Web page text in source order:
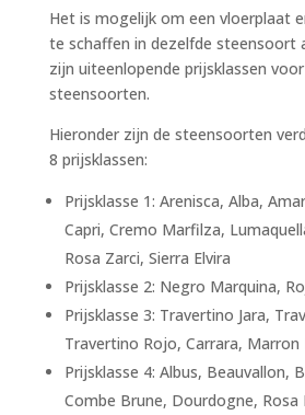
Het is mogelijk om een vloerplaat
te schaffen in dezelfde steensoort
zijn uiteenlopende prijsklassen
steensoorten.
Hieronder zijn de steensoorten
8 prijsklassen:
Prijsklasse 1: Arenisca, Alba,
Capri, Cremo Marfilza,
Rosa Zarci, Sierra Elvira
Prijsklasse 2: Negro Marquina,
Prijsklasse 3: Travertino Jara,
Travertino Rojo, Carrara, Marron
Prijsklasse 4: Albus, Beauvallon,
Combe Brune, Dourdogne, Rosa